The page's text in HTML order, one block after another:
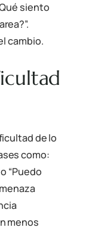
siento
cambio.
de lo
como:
“Puedo
menos